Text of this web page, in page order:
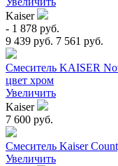
Kaiser
- 1 878 руб.
9 439 руб. 7 561 руб.
Смеситель KAISER
цвет хром
Увеличить
Kaiser
7 600 руб.
Смеситель Kaiser
Увеличить